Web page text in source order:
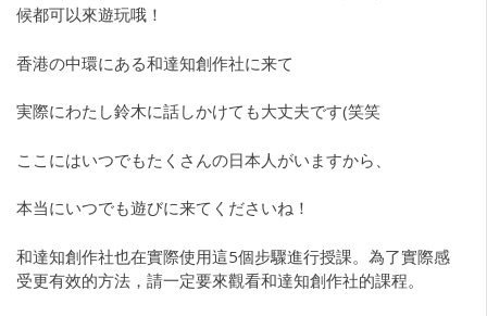
候都可以來遊玩哦！
香港の中環にある和達知創作社に来て
実際にわたし鈴木に話しかけても大丈夫です(笑笑
ここにはいつでもたくさんの日本人がいますから、
本当にいつでも遊びに来てくださいね！
和達知創作社也在實際使用這5個步驟進行授課。為了實際感
受更有效的方法，請一定要來觀看和達知創作社的課程。